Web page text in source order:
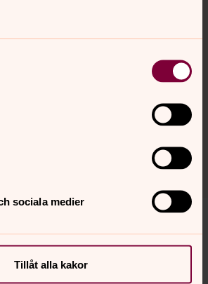
sociala medier
Tillåt alla kakor
i Växjö
49 00
frågor på sidans